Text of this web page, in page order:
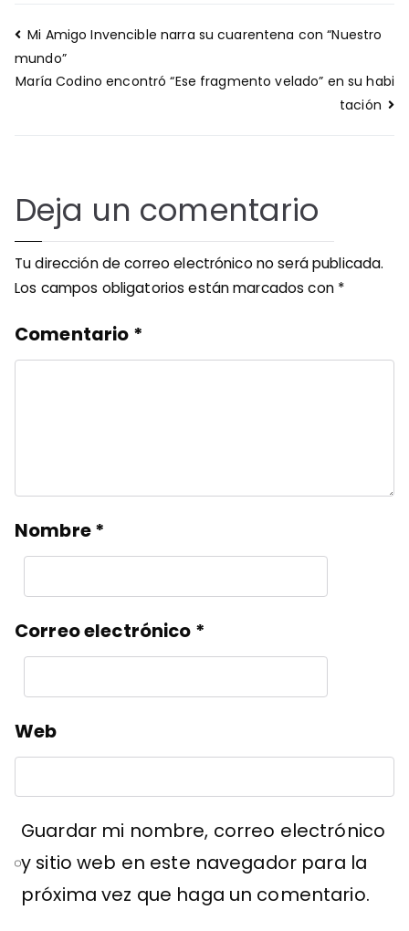
Navegación
de
entradas
Mi Amigo Invencible narra su cuarentena con “Nuestro
mundo”
María Codino encontró “Ese fragmento velado” en su habi
tación
Deja un comentario
Tu dirección de correo electrónico no será publicada.
Los campos obligatorios están marcados con *
Comentario *
Nombre*
Correo electrónico *
Web
Guardar mi nombre, correo electrónico
y sitio web en este navegador para la
próxima vez que haga un comentario.